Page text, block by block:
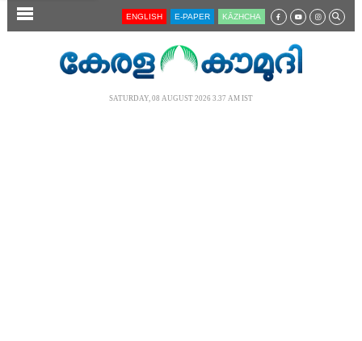
SECTIONS ENGLISH E-PAPER KĀZHCHA
SATURDAY, 08 AUGUST 2026 3.37 AM IST